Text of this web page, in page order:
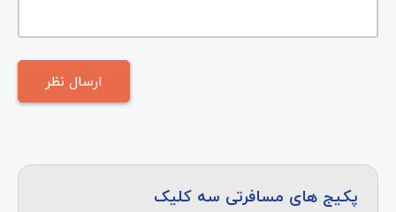
پکیج های مسافرتی سه کلیک